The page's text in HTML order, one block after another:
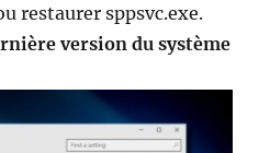
restaurer sppsvc.exe.
version du système